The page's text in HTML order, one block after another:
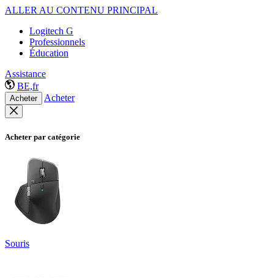
ALLER AU CONTENU PRINCIPAL
Logitech G
Professionnels
Éducation
Assistance
BE,fr
Acheter Acheter
Acheter par catégorie
Souris